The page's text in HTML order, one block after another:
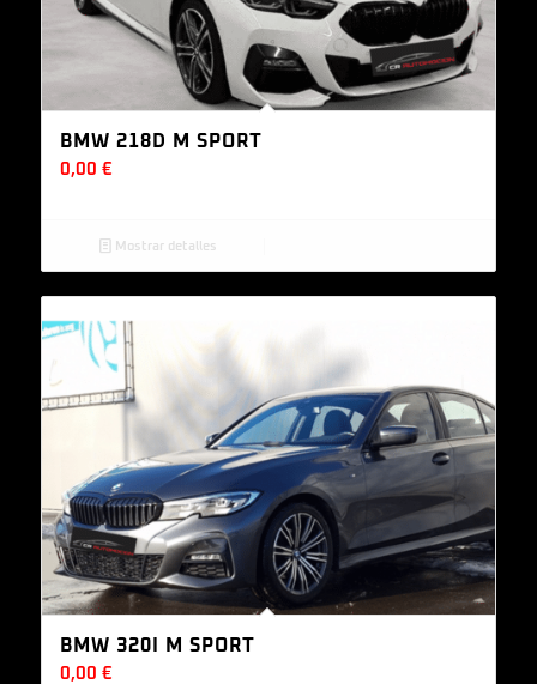
BMW 218D M SPORT
0,00 €
Mostrar detalles
BMW 320I M SPORT
0,00 €